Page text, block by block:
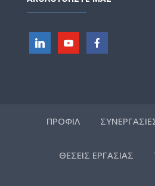
ΠΡΟΦΙΛ
ΘΕΣΕΙΣ ΕΡΓΑΣΙΑΣ